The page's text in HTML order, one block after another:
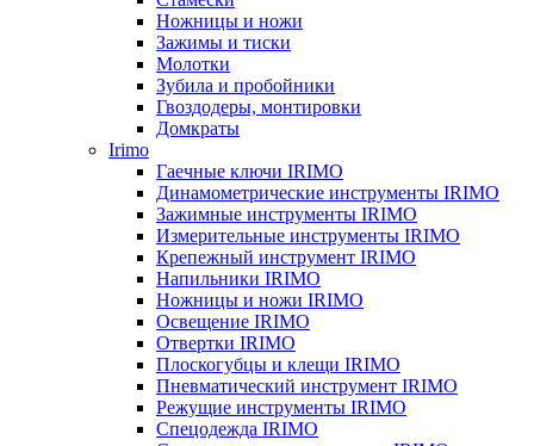
Ножницы и ножи
Зажимы и тиски
Молотки
Зубила и пробойники
Гвоздодеры, монтировки
Домкраты
Irimo
Гаечные ключи IRIMO
Динамометрические инструменты IRIMO
Зажимные инструменты IRIMO
Измерительные инструменты IRIMO
Крепежный инструмент IRIMO
Напильники IRIMO
Ножницы и ножи IRIMO
Освещение IRIMO
Отвертки IRIMO
Плоскогубцы и клещи IRIMO
Пневматический инструмент IRIMO
Режущие инструменты IRIMO
Спецодежда IRIMO